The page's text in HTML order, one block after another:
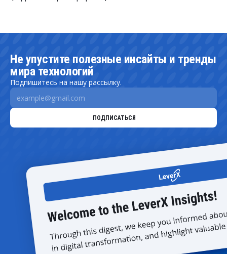
Не упустите полезные инсайты и тренды
мира технологий
Подпишитесь на нашу рассылку.